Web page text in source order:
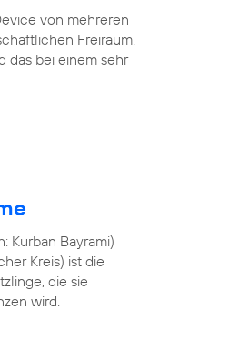
von mehreren
Freiraum.
das bei einem sehr
Kurban Bayrami)
Kreis) ist die
die sie
wird.